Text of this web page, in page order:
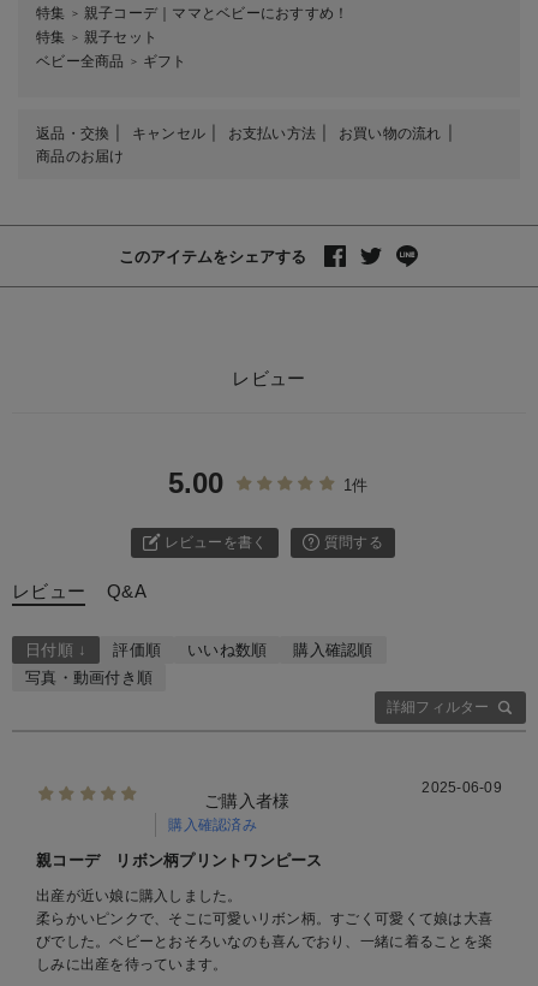
特集
＞ 親子コーデ｜ママとベビーにおすすめ！
特集
＞ 親子セット
ベビー全商品
＞ ギフト
返品・交換 キャンセル お支払い方法
お買い物の流れ
商品のお届け
このアイテムをシェアする
レビュー
5.00 1件
レビューを書く 質問する
レビュー Q&A
詳細フィルター
日付順 ↓ 評価順 いいね数順
購入確認順
写真・動画付き順
ご購入者様
購入確認済み
2025-06-09
親コーデ リボン柄プリントワンピース
出産が近い娘に購入しました。
柔らかいピンクで、そこに可愛いリボン柄。すごく可愛くて娘は大喜
びでした。ベビーとおそろいなのも喜んでおり、一緒に着ることを楽
しみに出産を待っています。